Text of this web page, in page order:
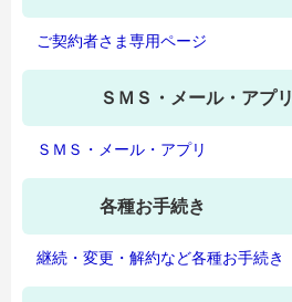
ご契約者さま専用ページ
ＳＭＳ・メール・アプリ
ＳＭＳ・メール・アプリ
各種お手続き
継続・変更・解約など各種お手続き